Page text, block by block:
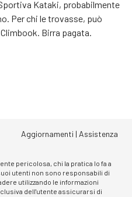
Kataki, probabilmente
Per chi le trovasse, può
Birra pagata.
Aggiornamenti | Assistenza
pericolosa, chi la pratica lo fa a
utenti non sono responsabili di
utilizzando le informazioni
dell'utente assicurarsi di